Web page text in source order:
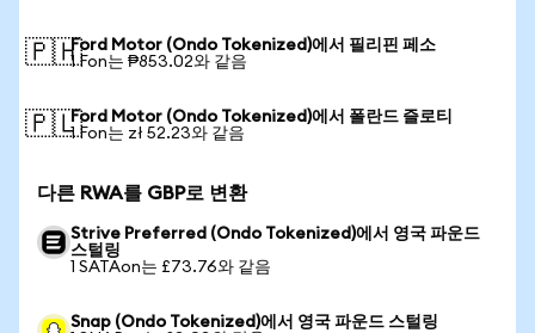
🇵🇭Ford Motor (Ondo Tokenized)에서 필리핀 페소
1 Fon는 ₱853.02와 같음
🇵🇱Ford Motor (Ondo Tokenized)에서 폴란드 즐로티
1 Fon는 zł 52.23와 같음
다른 RWA를 GBP로 변환
Strive Preferred (Ondo Tokenized)에서 영국 파운드
스털링
1 SATAon는 £73.76와 같음
Snap (Ondo Tokenized)에서 영국 파운드 스털링